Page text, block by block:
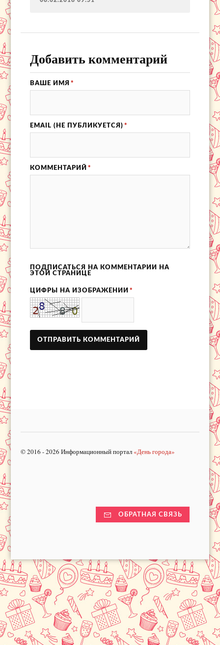
Добавить комментарий
ВАШЕ ИМЯ *
EMAIL (НЕ ПУБЛИКУЕТСЯ) *
КОММЕНТАРИЙ *
ПОДПИСАТЬСЯ НА КОММЕНТАРИИ НА
ЭТОЙ СТРАНИЦЕ
ЦИФРЫ НА ИЗОБРАЖЕНИИ *
© 2016 - 2026 Информационный портал «День города»
ОБРАТНАЯ СВЯЗЬ